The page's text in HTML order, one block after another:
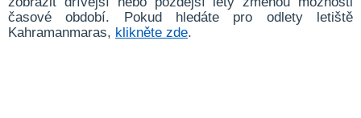
časové období. Pokud hledáte pro odlety letiště
Kahramanmaras, klikněte zde.